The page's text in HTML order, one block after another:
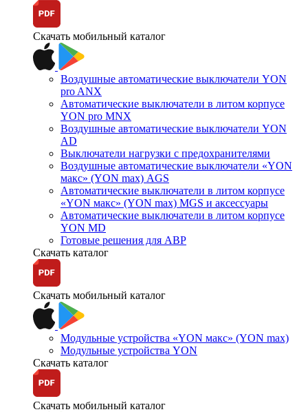
Скачать мобильный каталог
Воздушные автоматические выключатели YON
pro ANX
Автоматические выключатели в литом корпусе
YON pro MNX
Воздушные автоматические выключатели YON
AD
Выключатели нагрузки с предохранителями
Воздушные автоматические выключатели «YON
макс» (YON max) AGS
Автоматические выключатели в литом корпусе
«YON макс» (YON max) MGS и аксессуары
Автоматические выключатели в литом корпусе
YON MD
Готовые решения для АВР
Скачать каталог
Скачать мобильный каталог
Модульные устройства «YON макс» (YON max)
Модульные устройства YON
Скачать каталог
Скачать мобильный каталог